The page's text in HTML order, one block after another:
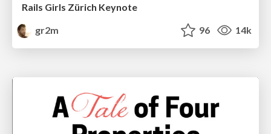
Rails Girls Zürich Keynote
gr2m
96 14k